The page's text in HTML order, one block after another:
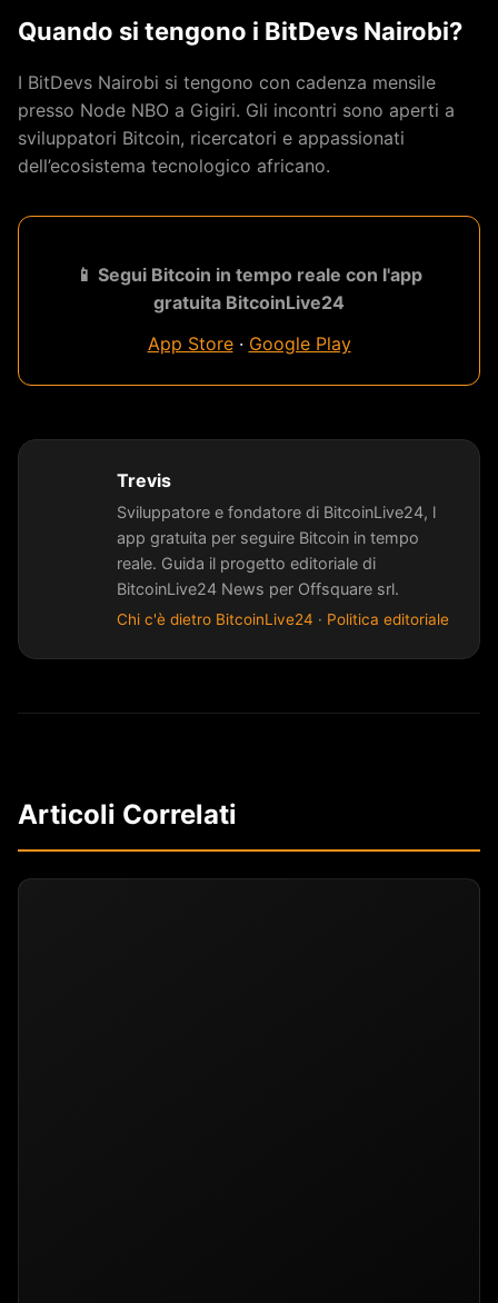
Quando si tengono i BitDevs Nairobi?
I BitDevs Nairobi si tengono con cadenza mensile
presso Node NBO a Gigiri. Gli incontri sono aperti a
sviluppatori Bitcoin, ricercatori e appassionati
dell’ecosistema tecnologico africano.
📱 Segui Bitcoin in tempo reale con l'app
gratuita BitcoinLive24
App Store· Google Play
Trevis
Sviluppatore e fondatore di BitcoinLive24, l
app gratuita per seguire Bitcoin in tempo
reale. Guida il progetto editoriale di
BitcoinLive24 News per Offsquare srl.
Chi c'è dietro BitcoinLive24 · Politica editoriale
Articoli Correlati